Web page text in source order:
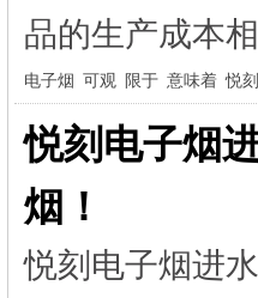
品的生产成本
电子烟 可观 限于 意味着 悦
悦刻电子烟
烟！
悦刻电子烟进